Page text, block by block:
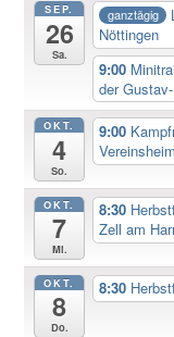
SEP.
26
Sa.
ganztägig
Nöttingen
9:00
der
OKT.
4
So.
9:00
OKT.
7
Mi.
8:30
Zell am
OKT.
8
Do.
8:30